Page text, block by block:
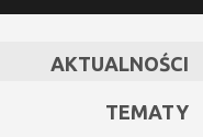
AKTUALNOŚCI
TEMATY